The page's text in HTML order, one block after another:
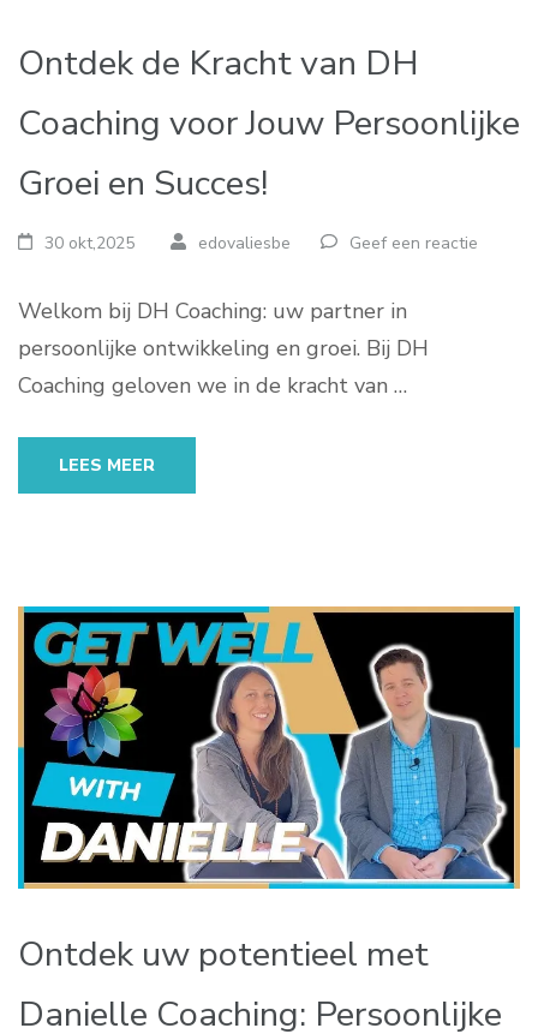
Ontdek de Kracht van DH
Coaching voor Jouw Persoonlijke
Groei en Succes!
30 okt,2025 edovaliesbe Geef een reactie
Welkom bij DH Coaching: uw partner in
persoonlijke ontwikkeling en groei. Bij DH
Coaching geloven we in de kracht van …
LEES MEER
Ontdek uw potentieel met
Danielle Coaching: Persoonlijke